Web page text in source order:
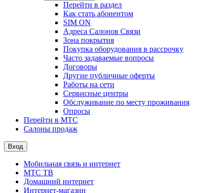
Перейти в раздел
Как стать абонентом
SIM ON
Адреса Салонов Связи
Зона покрытия
Покупка оборудования в рассрочку
Часто задаваемые вопросы
Договоры
Другие публичные оферты
Работы на сети
Сервисные центры
Обслуживание по месту проживания
Опросы
Перейти в МТС
Салоны продаж
Вход
Мобильная связь и интернет
МТС ТВ
Домашний интернет
Интернет-магазин